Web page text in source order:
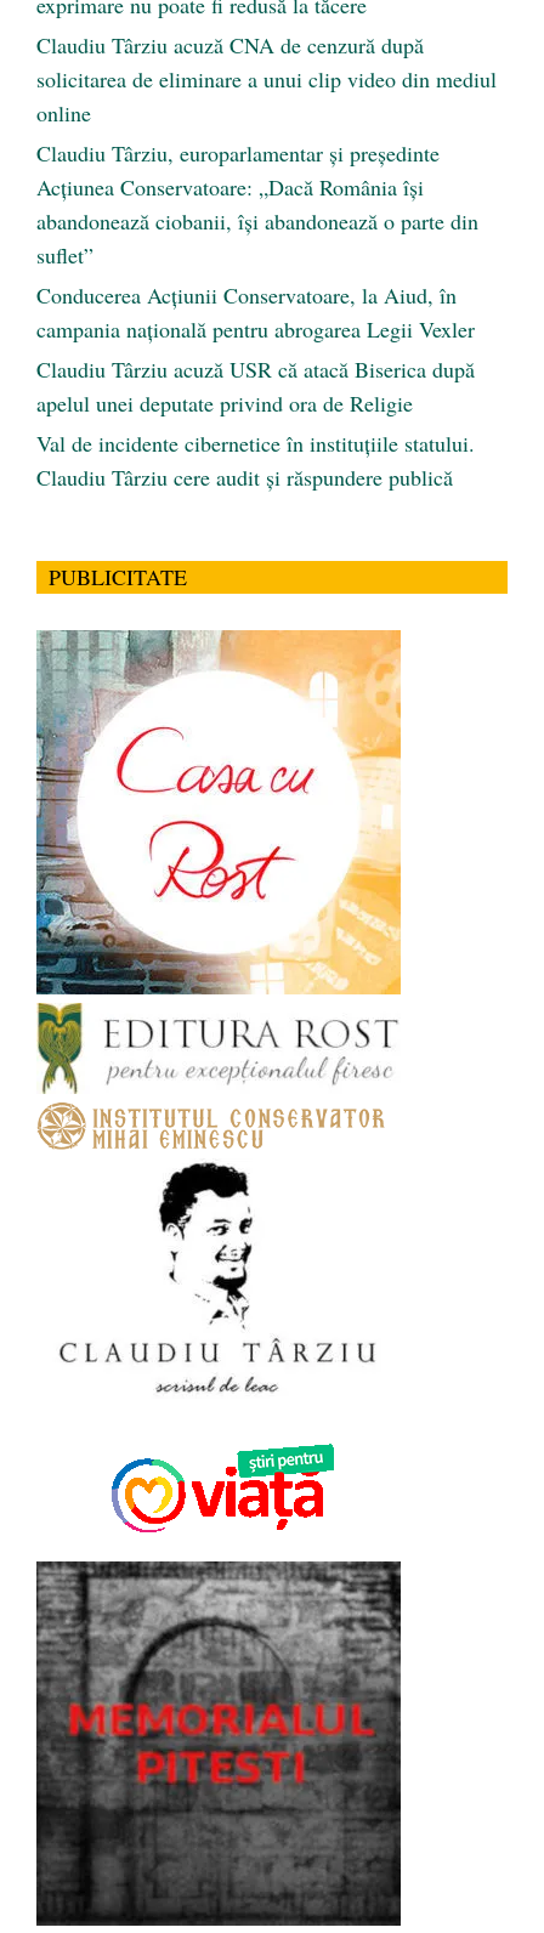
Claudiu Târziu acuză CNA de cenzură după
solicitarea de eliminare a unui clip video din mediul
online
Claudiu Târziu, europarlamentar și președinte
Acțiunea Conservatoare: „Dacă România își
abandonează ciobanii, își abandonează o parte din
suflet”
Conducerea Acțiunii Conservatoare, la Aiud, în
campania națională pentru abrogarea Legii Vexler
Claudiu Târziu acuză USR că atacă Biserica după
apelul unei deputate privind ora de Religie
Val de incidente cibernetice în instituțiile statului.
Claudiu Târziu cere audit și răspundere publică
PUBLICITATE